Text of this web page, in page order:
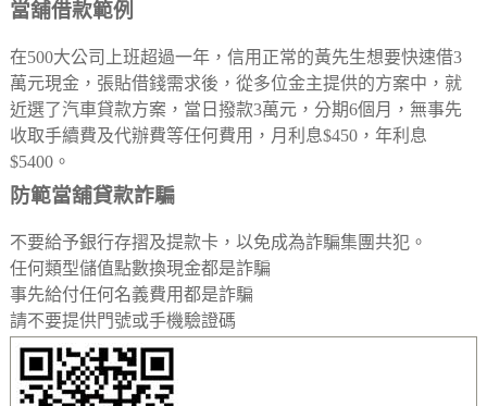
當舖借款範例
在500大公司上班超過一年，信用正常的黃先生想要快速借3
萬元現金，張貼借錢需求後，從多位金主提供的方案中，就
近選了汽車貸款方案，當日撥款3萬元，分期6個月，無事先
收取手續費及代辦費等任何費用，月利息$450，年利息
$5400。
防範當舖貸款詐騙
不要給予銀行存摺及提款卡，以免成為詐騙集團共犯。
任何類型儲值點數換現金都是詐騙
事先給付任何名義費用都是詐騙
請不要提供門號或手機驗證碼